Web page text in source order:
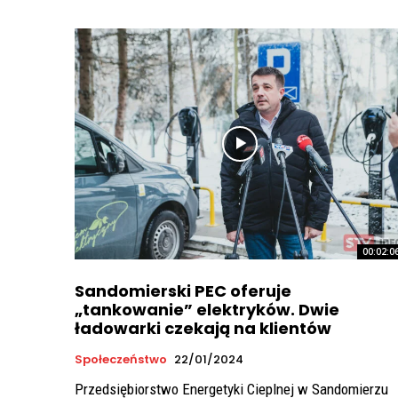
Sandomierski PEC oferuje
„tankowanie” elektryków. Dwie
ładowarki czekają na klientów
Społeczeństwo 22/01/2024
Przedsiębiorstwo Energetyki Cieplnej w Sandomierzu